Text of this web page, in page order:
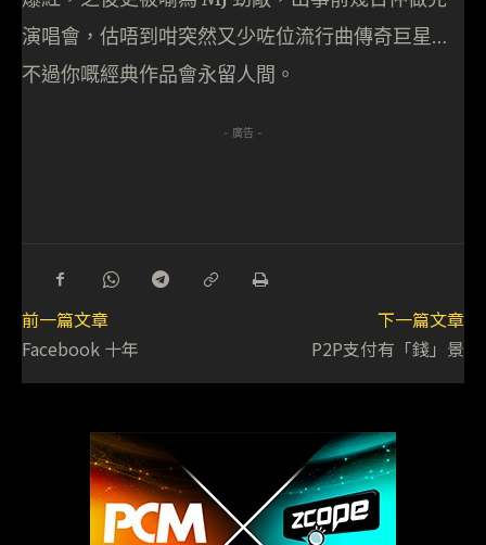
演唱會，估唔到咁突然又少咗位流行曲傳奇巨星…
不過你嘅經典作品會永留人間。
- 廣告 -
前一篇文章
Facebook 十年
下一篇文章
P2P支付有「錢」景